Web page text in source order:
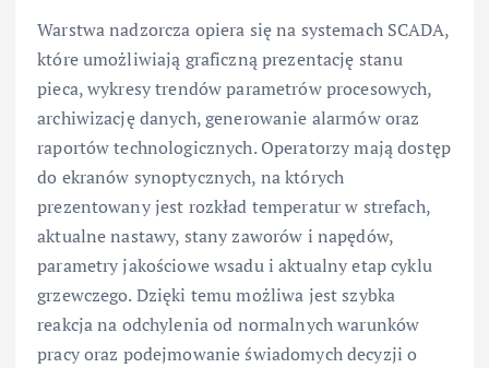
Warstwa nadzorcza opiera się na systemach SCADA,
które umożliwiają graficzną prezentację stanu
pieca, wykresy trendów parametrów procesowych,
archiwizację danych, generowanie alarmów oraz
raportów technologicznych. Operatorzy mają dostęp
do ekranów synoptycznych, na których
prezentowany jest rozkład temperatur w strefach,
aktualne nastawy, stany zaworów i napędów,
parametry jakościowe wsadu i aktualny etap cyklu
grzewczego. Dzięki temu możliwa jest szybka
reakcja na odchylenia od normalnych warunków
pracy oraz podejmowanie świadomych decyzji o